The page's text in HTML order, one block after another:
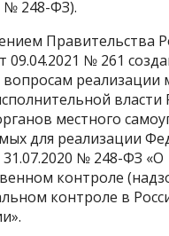
№ 248-ФЗ).
Правительства
09.04.2021 № 261
вопросам реализации
власти
местного
для реализации
31.07.2020 № 248-ФЗ «О
контроле
контроле в